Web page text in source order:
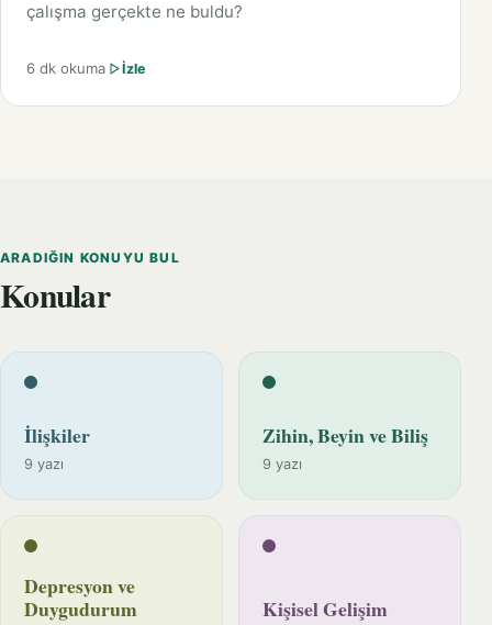
çalışma gerçekte ne buldu?
6 dk okuma İzle
ARADIĞIN KONUYU BUL
Konular
İlişkiler
9 yazı
Zihin, Beyin ve Biliş
9 yazı
Depresyon ve
Duygudurum
Kişisel Gelişim